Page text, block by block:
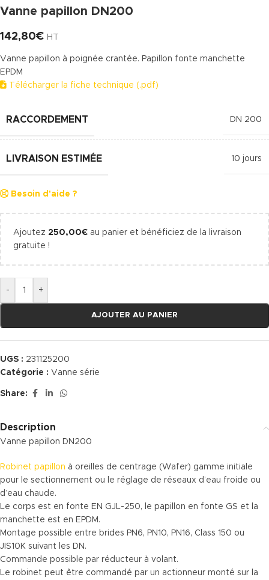
Vanne papillon DN200
142,80€ HT
Vanne papillon à poignée crantée. Papillon fonte manchette
EPDM
Télécharger la fiche technique (.pdf)
RACCORDEMENT DN 200
LIVRAISON ESTIMÉE 10 jours
Besoin d'aide ?
Ajoutez 250,00€ au panier et bénéficiez de la livraison
gratuite !
- +
AJOUTER AU PANIER
UGS : 231125200
Catégorie : Vanne série
Share:
Description
Vanne papillon DN200
Robinet papillon à oreilles de centrage (Wafer) gamme initiale
pour le sectionnement ou le réglage de réseaux d’eau froide ou
d’eau chaude.
Le corps est en fonte EN GJL-250, le papillon en fonte GS et la
manchette est en EPDM.
Montage possible entre brides PN6, PN10, PN16, Class 150 ou
JIS10K suivant les DN.
Commande possible par réducteur à volant.
Le robinet peut être commandé par un actionneur monté sur la